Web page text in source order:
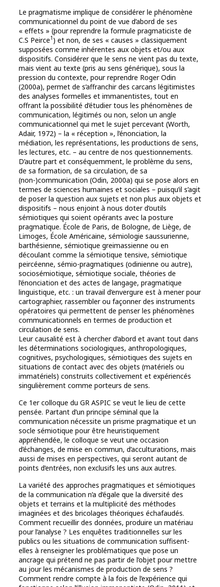
Le pragmatisme implique de considérer le phénomène
communicationnel du point de vue d’abord de ses
« effets » (pour reprendre la formule pragmaticiste de
C.S Peirce1 ) et non, de ses « causes » classiquement
supposées comme inhérentes aux objets et/ou aux
dispositifs. Considérer que le sens ne vient pas du texte,
mais vient au texte (pris au sens générique), sous la
pression du contexte, pour reprendre Roger Odin
(2000a), permet de s’affranchir des carcans légitimistes
des analyses formelles et immanentistes, tout en
offrant la possibilité d’étudier tous les phénomènes de
communication, légitimés ou non, selon un angle
communicationnel qui met le sujet percevant (Worth,
Adair, 1972) – la « réception », l’énonciation, la
médiation, les représentations, les productions de sens,
les lectures, etc. – au centre de nos questionnements.
D’autre part et conséquemment, le problème du sens,
de sa formation, de sa circulation, de sa
(non-)communication (Odin, 2000a) qui se pose alors en
termes de sciences humaines et sociales – puisqu’il s’agit
de poser la question aux sujets et non plus aux objets et
dispositifs – nous enjoint à nous doter d’outils
sémiotiques qui soient opérants avec la posture
pragmatique. École de Paris, de Bologne, de Liège, de
Limoges, École Américaine, sémiologie saussurienne,
barthésienne, sémiotique greimassienne ou en
découlant comme la sémiotique tensive, sémiotique
peircéenne, sémio-pragmatiques (odinienne ou autre),
sociosémiotique, sémiotique sociale, théories de
l’énonciation et des actes de langage, pragmatique
linguistique, etc. : un travail d’envergure est à mener pour
cartographier, rassembler ou façonner des instruments
opératoires qui permettent de penser les phénomènes
communicationnels en termes de production et
circulation de sens.
Leur causalité est à chercher d’abord et avant tout dans
les déterminations sociologiques, anthropologiques,
cognitives, psychologiques, sémiotiques des sujets en
situations de contact avec des objets (matériels ou
immatériels) construits collectivement et expériencés
singulièrement comme porteurs de sens.
Ce 1er colloque du GR ASPIC se veut le lieu de cette
pensée. Partant d’un principe séminal que la
communication nécessite un prisme pragmatique et un
socle sémiotique pour être heuristiquement
appréhendée, le colloque se veut une occasion
d’échanges, de mise en commun, d’acculturations, mais
aussi de mises en perspectives, qui seront autant de
points d’entrées, non exclusifs les uns aux autres.
La variété des approches pragmatiques et sémiotiques
de la communication n’a d’égale que la diversité des
objets et terrains et la multiplicité des méthodes
imaginées et des bricolages théoriques échafaudés.
Comment recueillir des données, produire un matériau
pour l’analyse ? Les enquêtes traditionnelles sur les
publics ou les situations de communication suffisent-
elles à renseigner les problématiques que pose un
ancrage qui prétend ne pas partir de l’objet pour mettre
au jour les mécanismes de production de sens ?
Comment rendre compte à la fois de l’expérience qui